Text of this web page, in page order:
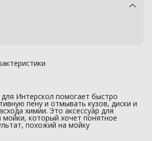
для Интерскол помогает быстро
пену и отмывать кузов, диски и
химии. Это аксессуар для
который хочет понятное
похожий на мойку